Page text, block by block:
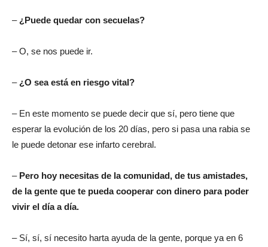
–¿Puede quedar con secuelas?
– O, se nos puede ir.
– ¿O sea está en riesgo vital?
– En este momento se puede decir que sí, pero tiene que
esperar la evolución de los 20 días, pero si pasa una rabia se
le puede detonar ese infarto cerebral.
– Pero hoy necesitas de la comunidad, de tus amistades,
de la gente que te pueda cooperar con dinero para poder
vivir el día a día.
– Sí, sí, sí necesito harta ayuda de la gente, porque ya en 6